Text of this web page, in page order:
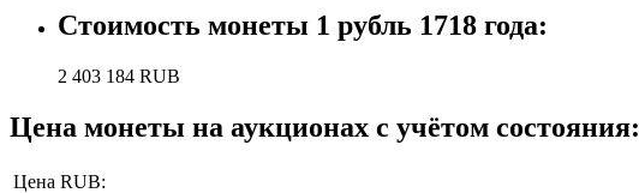
Стоимость монеты 1 рубль 1718 года:
2 403 184 RUB
Цена монеты на аукционах с учётом состояния:
Цена RUB: